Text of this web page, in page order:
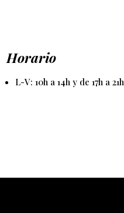
Horario
L-V: 10h a 14h y de 17h a 21h